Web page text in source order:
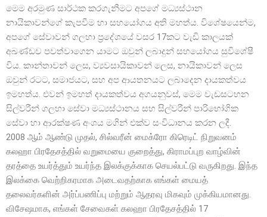
මෙම අරමුණ සාර්ථක කරගැනීමට අපගේ මධ්යස්ථාන
නායිකාවන්ගේ කැපවීම හා සහයෝගය අති මහත්ය. විශේෂයෙන්ම,
අපගේ සේවාවන් ගලහා ප්රදේශයේ වසර 17කට වැඩි කාලයක්
අඛණ්ඩව පවත්වාගෙන යාමට ඔවුන් ලබාදුන් සහයෝගය සුවිශේෂී
විය. කාන්තාවන් ලෙස, ව්යවසායිකාවන් ලෙස, නායිකාවන් ලෙස
ඔවුන් රටට, සමාජයට, සහ අප ආයතනයට ලබාදෙන දායකත්වය
ඉමහත්ය. එවන් ඉමහත් දායකත්වය අගයනුවස්, මෙම වැඩසටහන
සිල්වරීන් ගලහා සේවා මධ්යස්ථානය සහ සිල්වරීන් පාරිභෝගික
සේවා හා ආරක්ෂණ අංශය මගින් එක්ව සංවිධානය කරන ලදී.
2008 ஆம் ஆண்டு முதல், சில்வரீன் மைக்ரோ கிரெடிட் நிறுவனம்
கலஹா பிரதேசத்தில் வறுமையை குறைத்து, கிராமப்புற வாழ்வின்
தரத்தை உயர்த்தும் உயர்ந்த இலக்குக்காக செயல்பட்டு வருகிறது. இந்த
இலக்கை வெற்றிகரமாக அடைவதற்காக எங்கள் மையத்
தலைவர்களின் அர்ப்பணிப்பு மற்றும் ஆதரவு மிகவும் முக்கியமானது.
விசேஷமாக, எங்கள் சேவைகள் கலஹா பிரதேசத்தில் 17